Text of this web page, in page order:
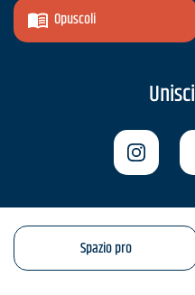
Opuscoli
Spazio pro